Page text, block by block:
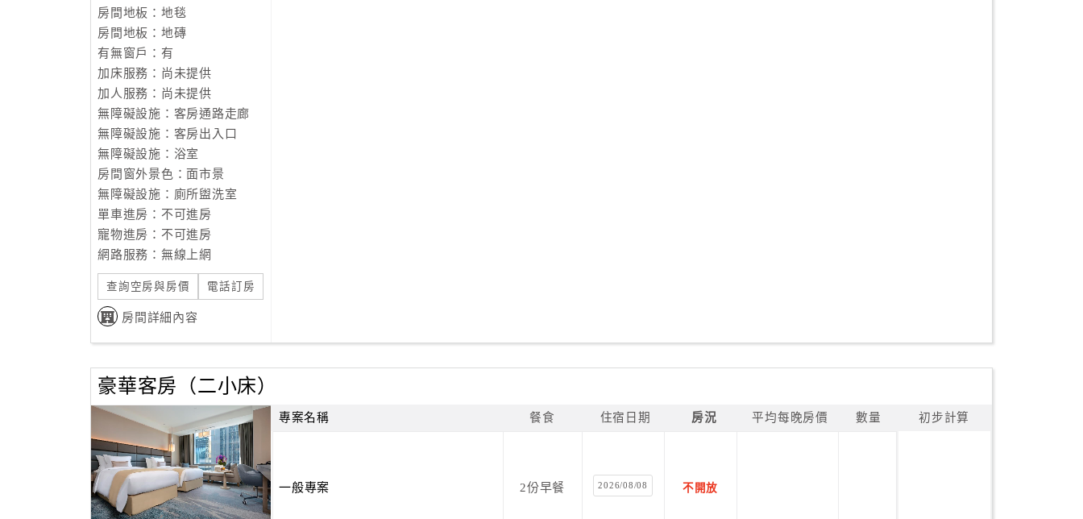
房間地板：地毯
房間地板：地磚
有無窗戶：有
加床服務：尚未提供
加人服務：尚未提供
無障礙設施：客房通路走廊
無障礙設施：客房出入口
無障礙設施：浴室
房間窗外景色：面市景
無障礙設施：廁所盥洗室
單車進房：不可進房
寵物進房：不可進房
網路服務：無線上網
查詢空房與房價 電話訂房
房間詳細內容
豪華客房（二小床）
專案名稱 餐食 住宿日期 房況 平均每晚房價 數量 初步計算
一般專案 2份早餐 2026/08/08 不開放